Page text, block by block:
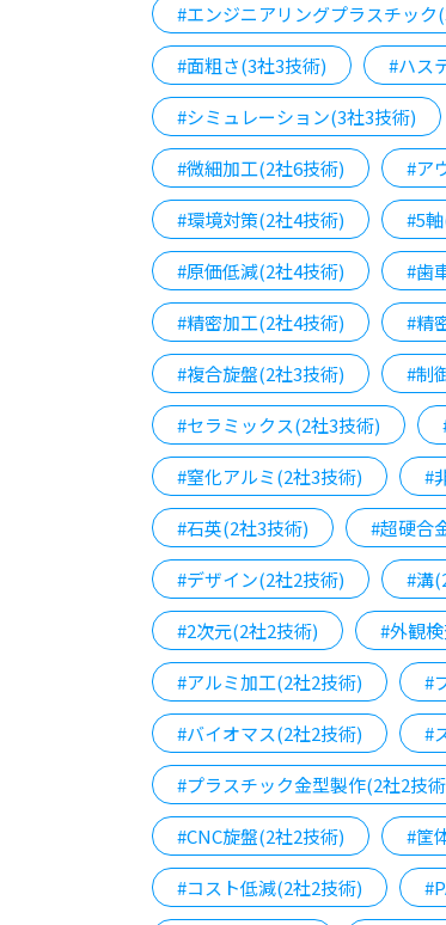
#エンジニアリングプラスチック
#面粗さ(3社3技術) #ハス
#シミュレーション(3社3技術)
#微細加工(2社6技術) #ア
#環境対策(2社4技術) #5
#原価低減(2社4技術) #歯
#精密加工(2社4技術) #精
#複合旋盤(2社3技術) #制
#セラミックス(2社3技術)
#窒化アルミ(2社3技術) #
#石英(2社3技術) #超硬合
#デザイン(2社2技術) #溝
#2次元(2社2技術) #外観
#アルミ加工(2社2技術) #
#バイオマス(2社2技術) #
#プラスチック金型製作(2社2技
#CNC旋盤(2社2技術) #筐
#コスト低減(2社2技術)